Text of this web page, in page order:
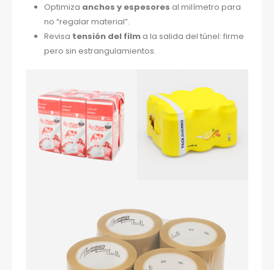
Optimiza anchos y espesores al milímetro para
no “regalar material”.
Revisa tensión del filma la salida del túnel: firme
pero sin estrangulamientos.